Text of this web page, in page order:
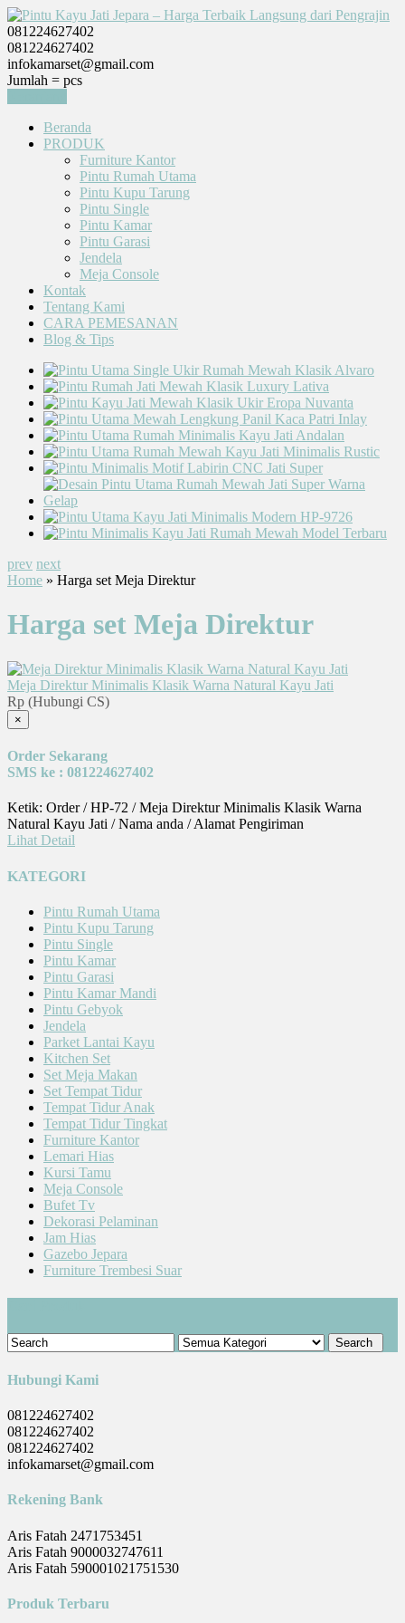
081224627402
081224627402
infokamarset@gmail.com
Jumlah = pcs
Beranda
PRODUK
Furniture Kantor
Pintu Rumah Utama
Pintu Kupu Tarung
Pintu Single
Pintu Kamar
Pintu Garasi
Jendela
Meja Console
Kontak
Tentang Kami
CARA PEMESANAN
Blog & Tips
prev next
Home » Harga set Meja Direktur
Harga set Meja Direktur
Meja Direktur Minimalis Klasik Warna Natural Kayu Jati
Rp (Hubungi CS)
×
Order Sekarang
SMS ke : 081224627402
Ketik: Order / HP-72 / Meja Direktur Minimalis Klasik Warna
Natural Kayu Jati / Nama anda / Alamat Pengiriman
Lihat Detail
KATEGORI
Pintu Rumah Utama
Pintu Kupu Tarung
Pintu Single
Pintu Kamar
Pintu Garasi
Pintu Kamar Mandi
Pintu Gebyok
Jendela
Parket Lantai Kayu
Kitchen Set
Set Meja Makan
Set Tempat Tidur
Tempat Tidur Anak
Tempat Tidur Tingkat
Furniture Kantor
Lemari Hias
Kursi Tamu
Meja Console
Bufet Tv
Dekorasi Pelaminan
Jam Hias
Gazebo Jepara
Furniture Trembesi Suar
Hubungi Kami
081224627402
081224627402
081224627402
infokamarset@gmail.com
Rekening Bank
Aris Fatah 2471753451
Aris Fatah 9000032747611
Aris Fatah 590001021751530
Produk Terbaru